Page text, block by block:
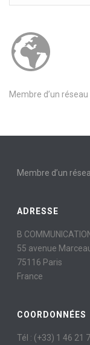
Membre d’un
Membre d’un
ADRESSE
B
55 avenue
75116 Paris
France
COORDONNÉES
Tél : (+33) 1 46 21